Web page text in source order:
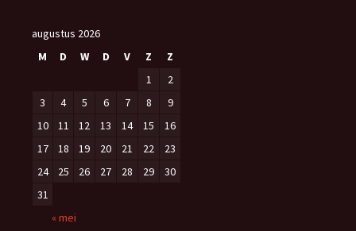
augustus 2026
M
D W D V Z Z
« mei
1
2
3
4 5 6 7 8
9
10
11 12 13 14 15
16
17
18 19 20 21 22
23
24
25 26 27 28 29
30
31